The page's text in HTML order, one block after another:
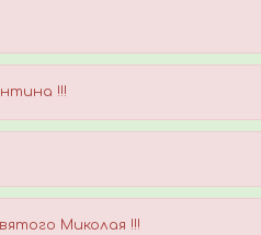
!!!
Миколая !!!